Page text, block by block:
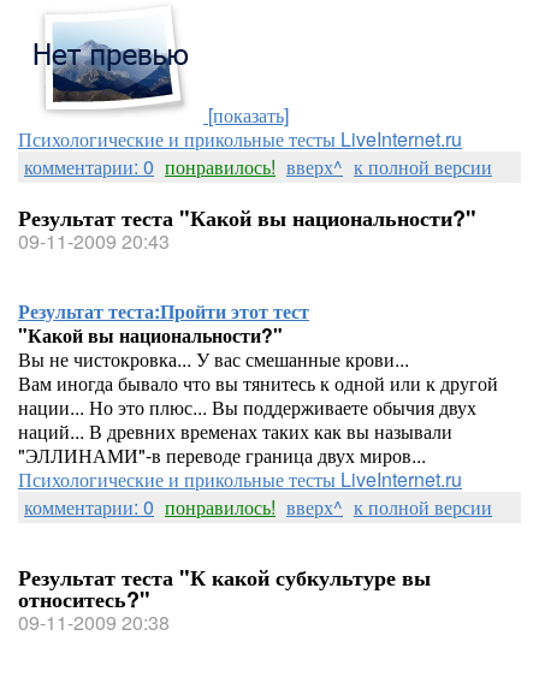
[показать]
Психологические и прикольные тесты LiveInternet.ru
комментарии: 0 понравилось! вверх^ к полной версии
Результат теста "Какой вы национальности?"
09-11-2009 20:43
Результат теста:Пройти этот тест
"Какой вы национальности?"
Вы не чистокровка... У вас смешанные крови...
Вам иногда бывало что вы тянитесь к одной или к другой
нации... Но это плюс... Вы поддерживаете обычия двух
наций... В древних временах таких как вы называли
"ЭЛЛИНАМИ"-в переводе граница двух миров...
Психологические и прикольные тесты LiveInternet.ru
комментарии: 0 понравилось! вверх^ к полной версии
Результат теста "К какой субкультуре вы
относитесь?"
09-11-2009 20:38